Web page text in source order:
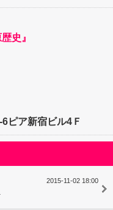
史』
ピア新宿ビル4Ｆ
2015-11-02 18:00